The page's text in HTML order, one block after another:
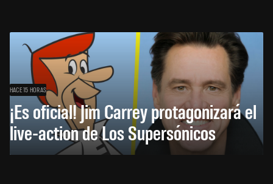
HACE 15 HORAS
¡Es oficial! Jim Carrey protagonizará el
live-action de Los Supersónicos